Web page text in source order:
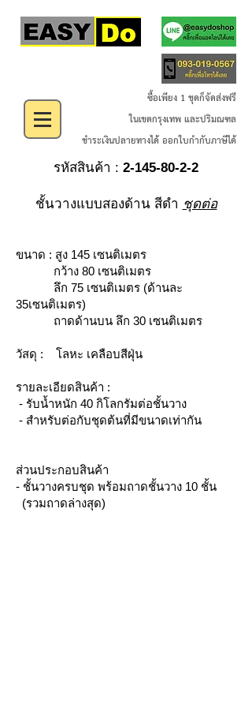
ซื้อเพียง 1 ชุดก็จัดส่งฟรี
ในเขตกรุงเทพ และปริมณฑล
ชำระเงินปลายทางได้ ออกใบกำกับภาษีได้
รหัสสินค้า : 2-145-80-2-2
ชั้นวางแบบสองด้าน สีดำ ชุดต่อ
ขนาด : สูง 145 เซนติเมตร
กว้าง 80 เซนติเมตร
ลึก 75 เซนติเมตร (ด้านละ
35เซนติเมตร)
ถาดด้านบน ลึก 30 เซนติเมตร
วัสดุ : โลหะ เคลือบสีฝุ่น
รายละเอียดสินค้า :
- รับน้ำหนัก 40 กิโลกรัมต่อชั้นวาง
- สำหรับต่อกับชุดต้นที่มีขนาดเท่ากัน
ส่วนประกอบสินค้า
- ชั้นวางครบชุด พร้อมถาดชั้นวาง 10 ชั้น
(รวมถาดล่างสุด)